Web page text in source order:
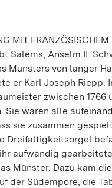
MIT FRANZÖSISCHEM
Salems, Anselm II.
Münsters von langer
er Karl Joseph Riepp.
zwischen 1766
Sie waren alle
sie zusammen
Dreifaltigkeitsorgel
aufwändig
Münster. Dazu kam die
der Südempore, die